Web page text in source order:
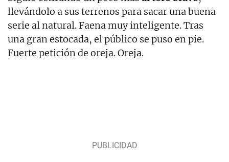
llevándolo a sus terrenos para sacar una buena
serie al natural. Faena muy inteligente. Tras
una gran estocada, el público se puso en pie.
Fuerte petición de oreja. Oreja.